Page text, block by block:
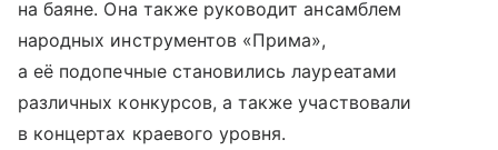
на баяне. Она также руководит ансамблем
народных инструментов «Прима»,
а её подопечные становились лауреатами
различных конкурсов, а также участвовали
в концертах краевого уровня.